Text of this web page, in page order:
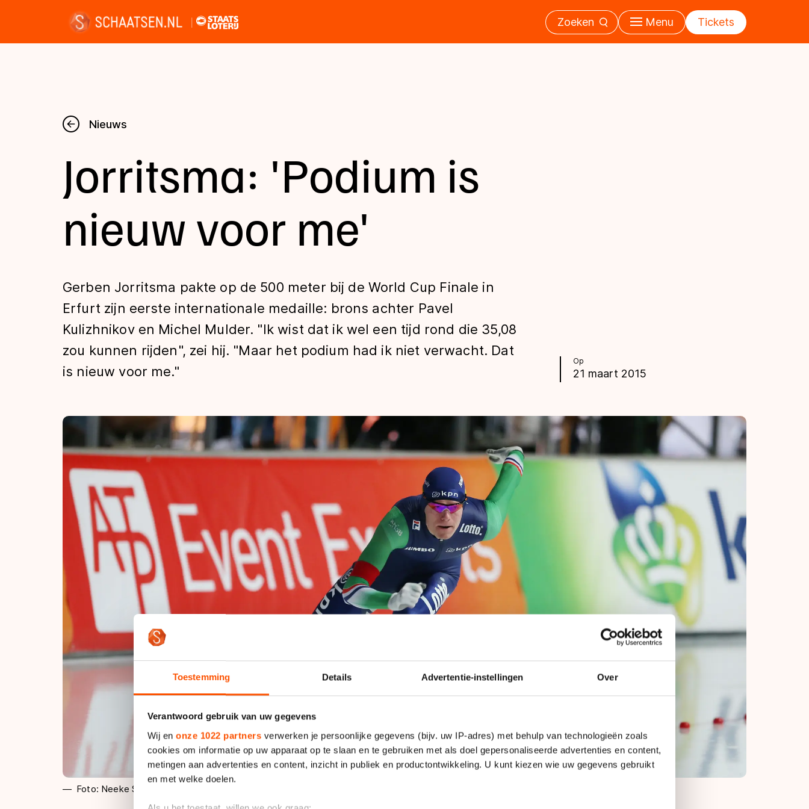
Toestemming Details Advertentie-instellingen Over
Verantwoord gebruik van uw gegevens
Wij en onze 1022 partners verwerken je persoonlijke gegevens (bijv. uw IP-adres) met behulp van technologieën zoals
cookies om informatie op uw apparaat op te slaan en te gebruiken met als doel gepersonaliseerde advertenties en content,
metingen aan advertenties en content, inzicht in publiek en productontwikkeling. U kunt kiezen wie uw gegevens gebruikt
en met welke doelen.
Zoeken Menu Tickets
Nieuws
Kalender
Disciplines
Uitslagen
Tijden & historie
De weg op
Schaatsfans
Olympische Spelen
Nieuws
Op
21 maart 2015
Jorritsma: 'Podium is
nieuw voor me'
Gerben Jorritsma pakte op de 500 meter bij de World Cup Finale in
Erfurt zijn eerste internationale medaille: brons achter Pavel
Kulizhnikov en Michel Mulder. "Ik wist dat ik wel een tijd rond die 35,08
zou kunnen rijden", zei hij. "Maar het podium had ik niet verwacht. Dat
is nieuw voor me."
Foto: Neeke Smit